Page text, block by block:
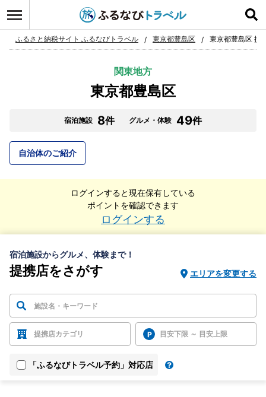
ふるさと納税サイト ふるなびトラベル 東京都豊島区 東京都豊島区 提
関東地方
東京都豊島区
宿泊施設 8件 グルメ・体験 49件
自治体のご紹介
ログインすると現在保有している
ポイントを確認できます
ログインする
宿泊施設からグルメ、体験まで！
提携店をさがす エリアを変更する
提携店カテゴリ 目安下限 ～ 目安上限
「ふるなびトラベル予約」対応店